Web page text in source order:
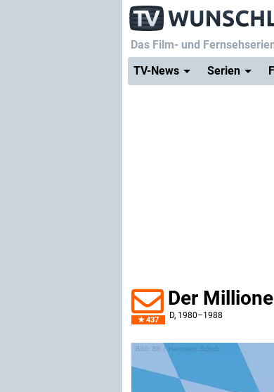
Das Film- und
TV-News
Serien
437
Der
D, 1980–1988